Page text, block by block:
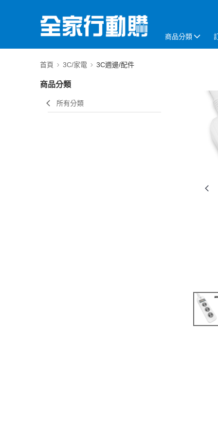
商品分類
首頁 3C/家電 3C週邊/配件
商品分類
所有分類